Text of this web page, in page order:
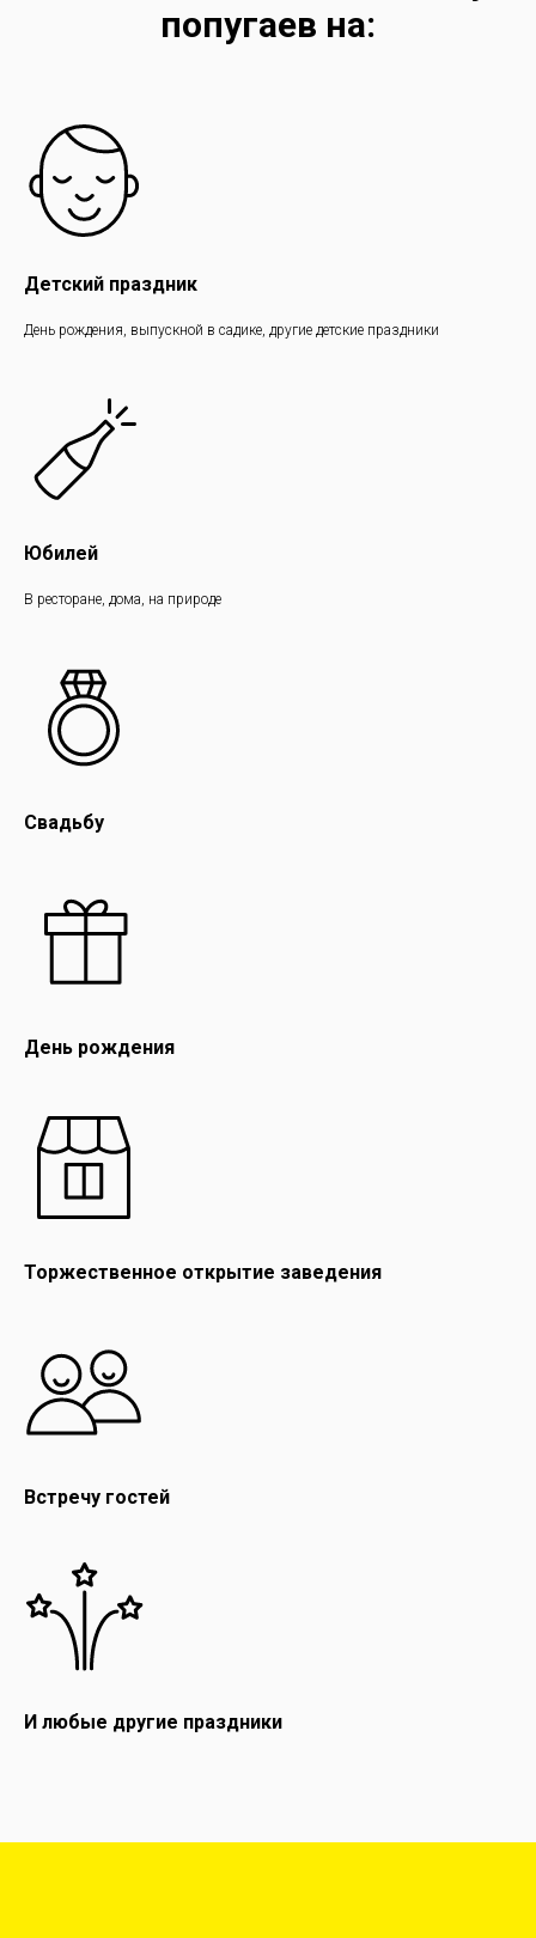
попугаев на:
Детский праздник
День рождения, выпускной в садике, другие детские праздники
Юбилей
В ресторане, дома, на природе
Свадьбу
День рождения
Торжественное открытие заведения
Встречу гостей
И любые другие праздники